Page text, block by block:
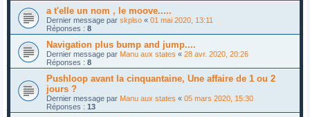
a t'elle un nom , le moove.....
Dernier message par skplso « 01 mai 2020, 13:11
Réponses : 8
Navigation plus bump and jump....
Dernier message par Manu aux states « 28 avr. 2020, 20:26
Réponses : 8
Pushloop avant la cinquantaine, Une affaire de 1 ou 2
jours ?
Dernier message par Manu aux states « 05 mars 2020, 15:30
Réponses : 13